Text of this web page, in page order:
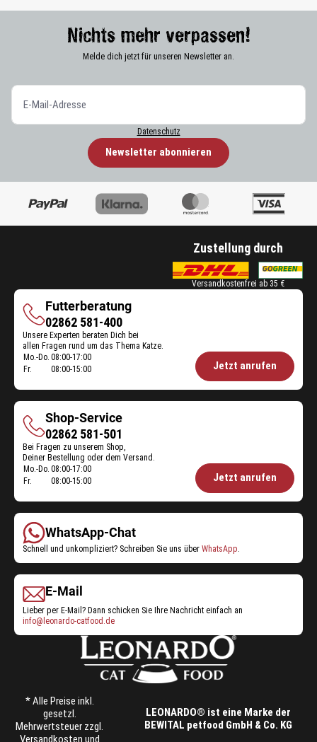
Nichts mehr verpassen!
Melde dich jetzt für unseren Newsletter an.
Datenschutz
Newsletter abonnieren
Zustellung durch
Versandkostenfrei ab 35 €
Futterberatung
Futterberatung
02862 581-400
Unsere Experten beraten Dich bei
allen Fragen rund um das Thema Katze.
Öffnungszeiten
Mo.-Do. 08:00-17:00
Fr.
08:00-15:00 Jetzt anrufen
Shop-Service
Shop-
Service
02862 581-501
Bei Fragen zu unserem Shop,
Deiner Bestellung oder dem Versand.
Öffnungszeiten
Mo.-Do. 08:00-17:00
Fr.
08:00-15:00 Jetzt anrufen
WhatsApp-Chat
Schnell und unkompliziert? Schreiben Sie uns über WhatsApp
E-Mail
Lieber per E-Mail? Dann schicken Sie Ihre Nachricht einfach an
info@leonardo-catfood.de
* Alle Preise inkl.
gesetzl.
Mehrwertsteuer zzgl.
Versandkosten und
LEONARDO® ist eine Marke der
BEWITAL petfood GmbH & Co. KG